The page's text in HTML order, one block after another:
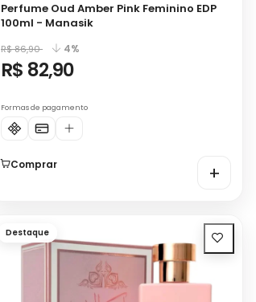
Perfume Oud Amber Pink Feminino EDP
100ml - Manasik
R$ 86,90 4%
R$ 82,90
Formas de pagamento
Comprar +
Destaque